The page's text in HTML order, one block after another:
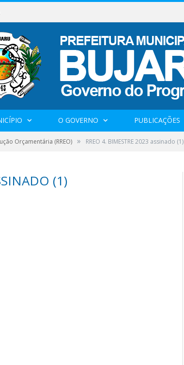
O GOVERNO PUBLICAÇÕES
Orçamentária (RREO) » RREO 4. BIMESTRE 2023 assinado (1)
(1)